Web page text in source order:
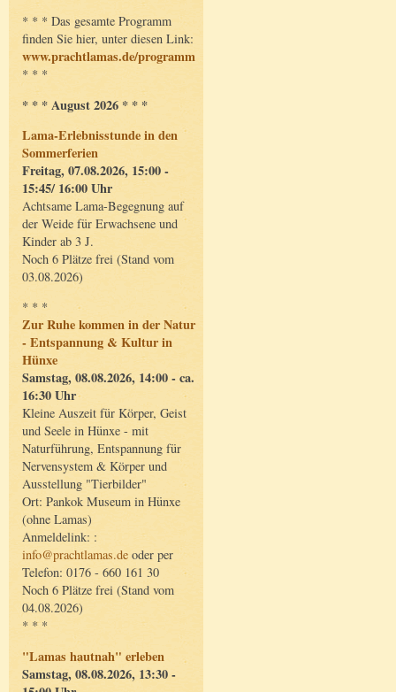
* * * Das gesamte Programm
finden Sie hier, unter diesen Link:
www.prachtlamas.de/programm
* * *
* * * August 2026 * * *
Lama-Erlebnisstunde in den
Sommerferien
Freitag, 07.08.2026, 15:00 -
15:45/ 16:00 Uhr
Achtsame Lama-Begegnung auf
der Weide für Erwachsene und
Kinder ab 3 J.
Noch 6 Plätze frei (Stand vom
03.08.2026)
* * *
Zur Ruhe kommen in der Natur
- Entspannung & Kultur in
Hünxe
Samstag, 08.08.2026, 14:00 - ca.
16:30 Uhr
Kleine Auszeit für Körper, Geist
und Seele in Hünxe - mit
Naturführung, Entspannung für
Nervensystem & Körper und
Ausstellung "Tierbilder"
Ort: Pankok Museum in Hünxe
(ohne Lamas)
Anmeldelink: :
info@prachtlamas.de oder per
Telefon: 0176 - 660 161 30
Noch 6 Plätze frei (Stand vom
04.08.2026)
* * *
"Lamas hautnah" erleben
Samstag, 08.08.2026, 13:30 -